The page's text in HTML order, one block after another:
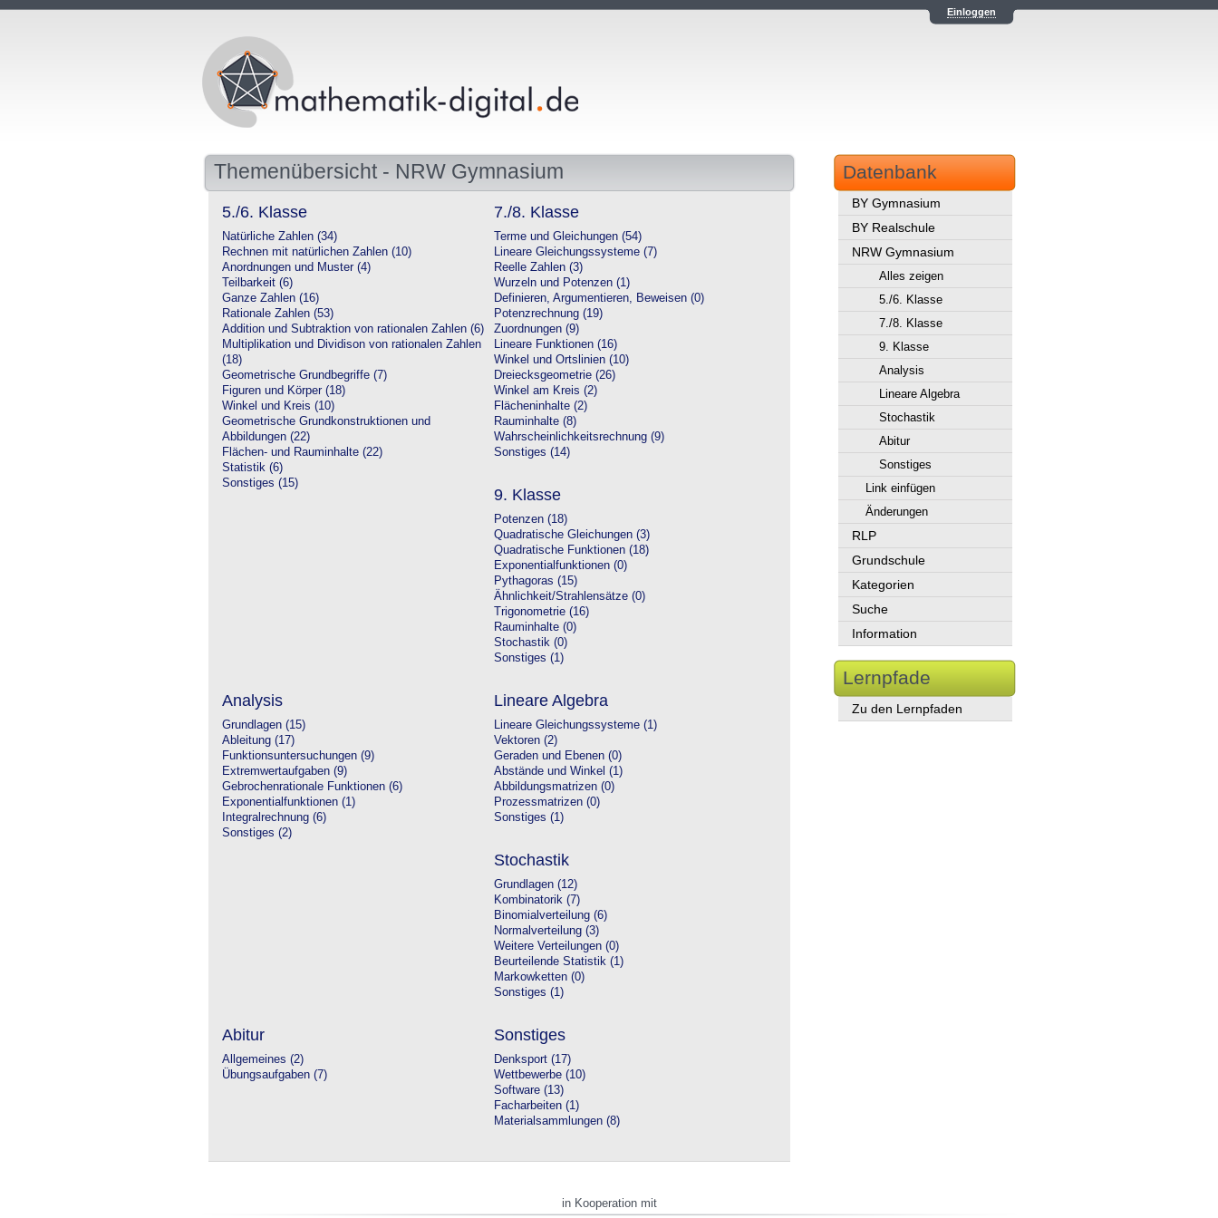
Einloggen
Themenübersicht - NRW Gymnasium
5./6. Klasse
Natürliche Zahlen (34)
Rechnen mit natürlichen Zahlen (10)
Anordnungen und Muster (4)
Teilbarkeit (6)
Ganze Zahlen (16)
Rationale Zahlen (53)
Addition und Subtraktion von rationalen Zahlen (6)
Multiplikation und Dividison von rationalen Zahlen
(18)
Geometrische Grundbegriffe (7)
Figuren und Körper (18)
Winkel und Kreis (10)
Geometrische Grundkonstruktionen und
Abbildungen (22)
Flächen- und Rauminhalte (22)
Statistik (6)
Sonstiges (15)
7./8. Klasse
Terme und Gleichungen (54)
Lineare Gleichungssysteme (7)
Reelle Zahlen (3)
Wurzeln und Potenzen (1)
Definieren, Argumentieren, Beweisen (0)
Potenzrechnung (19)
Zuordnungen (9)
Lineare Funktionen (16)
Winkel und Ortslinien (10)
Dreiecksgeometrie (26)
Winkel am Kreis (2)
Flächeninhalte (2)
Rauminhalte (8)
Wahrscheinlichkeitsrechnung (9)
Sonstiges (14)
9. Klasse
Potenzen (18)
Quadratische Gleichungen (3)
Quadratische Funktionen (18)
Exponentialfunktionen (0)
Pythagoras (15)
Ähnlichkeit/Strahlensätze (0)
Trigonometrie (16)
Rauminhalte (0)
Stochastik (0)
Sonstiges (1)
Analysis
Grundlagen (15)
Ableitung (17)
Funktionsuntersuchungen (9)
Extremwertaufgaben (9)
Gebrochenrationale Funktionen (6)
Exponentialfunktionen (1)
Integralrechnung (6)
Sonstiges (2)
Lineare Algebra
Lineare Gleichungssysteme (1)
Vektoren (2)
Geraden und Ebenen (0)
Abstände und Winkel (1)
Abbildungsmatrizen (0)
Prozessmatrizen (0)
Sonstiges (1)
Stochastik
Grundlagen (12)
Kombinatorik (7)
Binomialverteilung (6)
Normalverteilung (3)
Weitere Verteilungen (0)
Beurteilende Statistik (1)
Markowketten (0)
Sonstiges (1)
Abitur
Allgemeines (2)
Übungsaufgaben (7)
Sonstiges
Denksport (17)
Wettbewerbe (10)
Software (13)
Facharbeiten (1)
Materialsammlungen (8)
Datenbank
BY Gymnasium
BY Realschule
NRW Gymnasium
Alles zeigen
5./6. Klasse
7./8. Klasse
9. Klasse
Analysis
Lineare Algebra
Stochastik
Abitur
Sonstiges
Link einfügen
Änderungen
RLP
Grundschule
Kategorien
Suche
Information
Lernpfade
Zu den Lernpfaden
in Kooperation mit